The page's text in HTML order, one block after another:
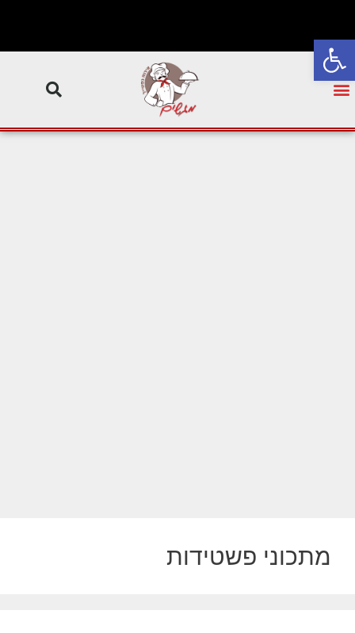
פתח סרגל נגישות
מתכוני פשטידות